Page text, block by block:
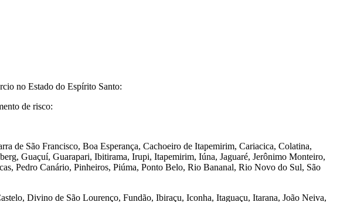
no Estado do Espírito Santo:
de risco:
de São Francisco, Boa Esperança, Cachoeiro de Itapemirim, Cariacica, Colatina,
Guaçuí, Guarapari, Ibitirama, Irupi, Itapemirim, Iúna, Jaguaré, Jerônimo Monteiro,
Pedro Canário, Pinheiros, Piúma, Ponto Belo, Rio Bananal, Rio Novo do Sul, São
Divino de São Lourenço, Fundão, Ibiraçu, Iconha, Itaguaçu, Itarana, João Neiva,